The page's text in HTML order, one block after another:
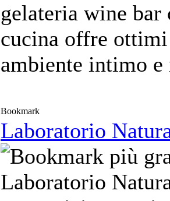
gelateria wine bar
cucina offre
ambiente intimo e
Bookmark
Laboratorio
Laboratorio